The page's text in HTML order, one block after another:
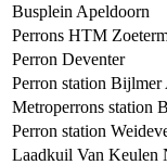
Busplein Apeldoorn
Perrons HTM
Perron Deventer
Perron station Bijlmer
Metroperrons station
Perron station
Laadkuil Van Keulen